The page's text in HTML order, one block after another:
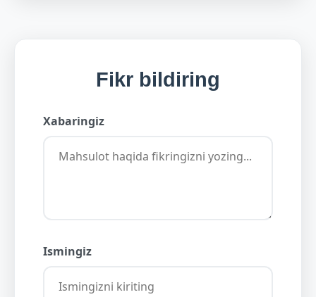
Fikr bildiring
Xabaringiz
Ismingiz